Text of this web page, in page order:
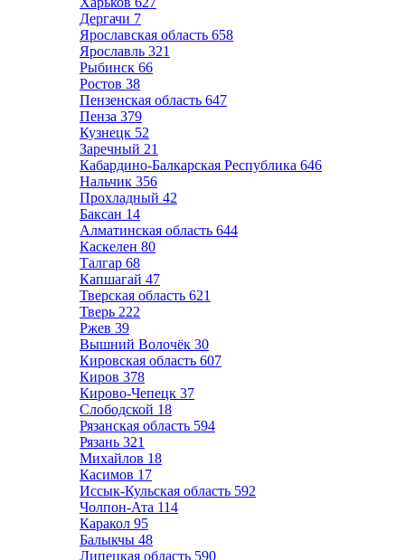
Дергачи 7
Ярославская область 658
Ярославль 321
Рыбинск 66
Ростов 38
Пензенская область 647
Пенза 379
Кузнецк 52
Заречный 21
Кабардино-Балкарская Республика 646
Нальчик 356
Прохладный 42
Баксан 14
Алматинская область 644
Каскелен 80
Талгар 68
Капшагай 47
Тверская область 621
Тверь 222
Ржев 39
Вышний Волочёк 30
Кировская область 607
Киров 378
Кирово-Чепецк 37
Слободской 18
Рязанская область 594
Рязань 321
Михайлов 18
Касимов 17
Иссык-Кульская область 592
Чолпон-Ата 114
Каракол 95
Балыкчы 48
Липецкая область 590